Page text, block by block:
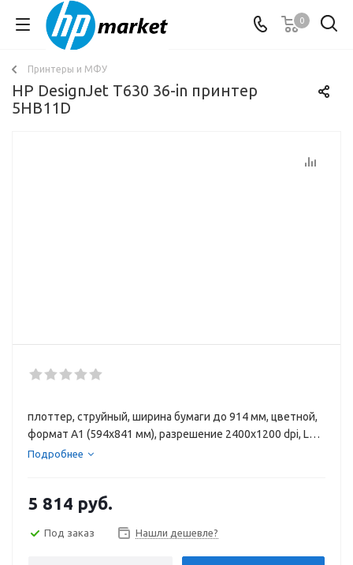
0
Принтеры и МФУ
HP DesignJet T630 36-in принтер
5HB11D
плоттер, струйный, ширина бумаги до 914 мм, цветной,
формат A1 (594x841 мм), разрешение 2400x1200 dpi, LAN,
Wi-Fi
Подробнее
5 814 руб.
Под заказ Нашли дешевле?